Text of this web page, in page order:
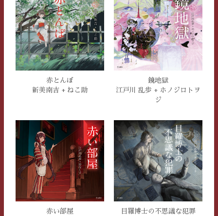
赤とんぼ
新美南吉 + ねこ助
鏡地獄
江戸川 乱歩 + ホノジロトヲ
ジ
赤い部屋
目羅博士の不思議な犯罪